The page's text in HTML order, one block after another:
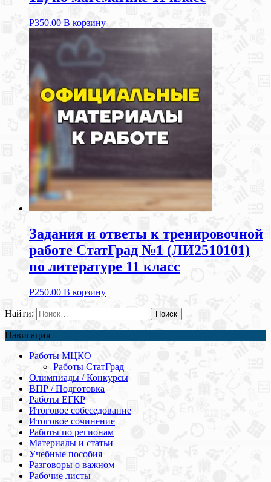
Р350.00 В корзину
Задания и ответы к тренировочной
работе СтатГрад №1 (ЛИ2510101)
по литературе 11 класс
Р250.00 В корзину
Найти:
Навигация
Работы МЦКО
Работы СтатГрад
Олимпиады / Конкурсы
ВПР / Подготовка
Работы ЕГКР
Итоговое собеседование
Итоговое сочинение
Работы по регионам
Материалы и статьи
Учебные пособия
Разговоры о важном
Рабочие листы